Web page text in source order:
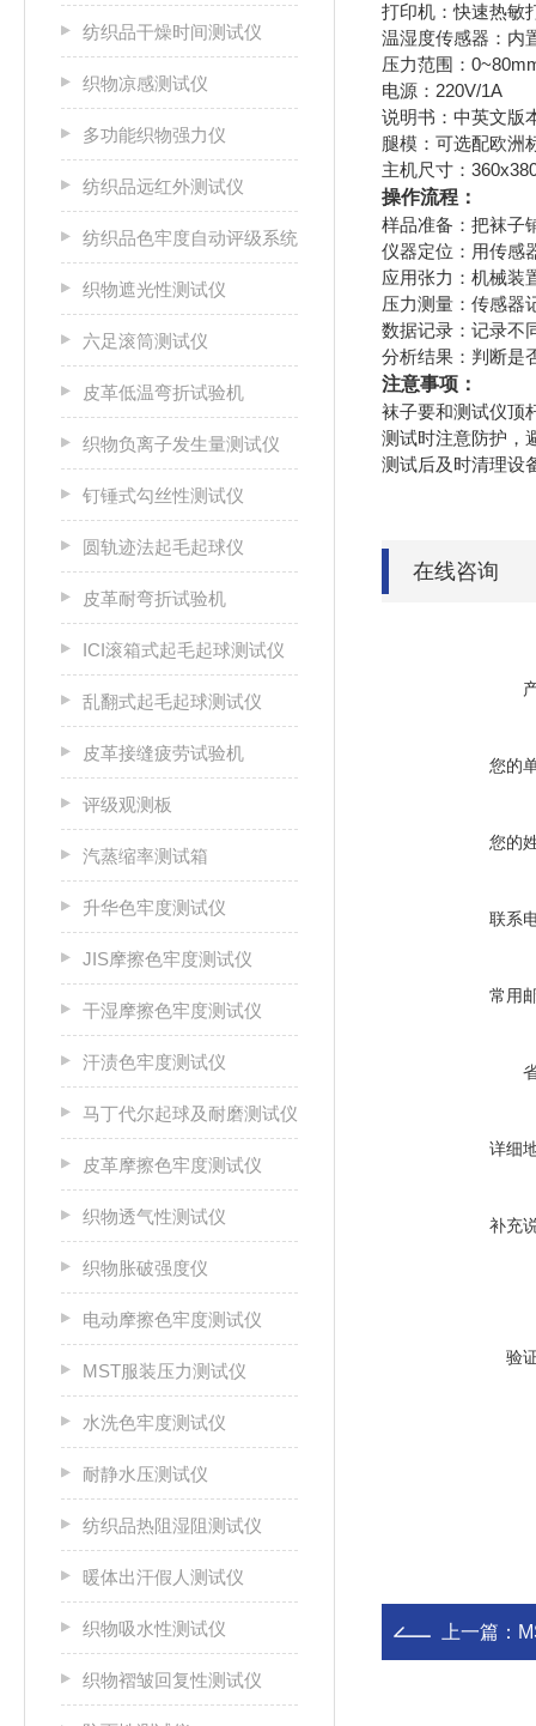
纺织品干燥时间测试仪
织物凉感测试仪
多功能织物强力仪
纺织品远红外测试仪
纺织品色牢度自动评级系统
织物遮光性测试仪
六足滚筒测试仪
皮革低温弯折试验机
织物负离子发生量测试仪
钉锤式勾丝性测试仪
圆轨迹法起毛起球仪
皮革耐弯折试验机
ICI滚箱式起毛起球测试仪
乱翻式起毛起球测试仪
皮革接缝疲劳试验机
评级观测板
汽蒸缩率测试箱
升华色牢度测试仪
JIS摩擦色牢度测试仪
干湿摩擦色牢度测试仪
汗渍色牢度测试仪
马丁代尔起球及耐磨测试仪
皮革摩擦色牢度测试仪
织物透气性测试仪
织物胀破强度仪
电动摩擦色牢度测试仪
MST服装压力测试仪
水洗色牢度测试仪
耐静水压测试仪
纺织品热阻湿阻测试仪
暖体出汗假人测试仪
织物吸水性测试仪
织物褶皱回复性测试仪
打印机：快速热敏
温湿度传感器：内
压力范围：
电源：220V/1A
说明书：中英文版
腿模：可选配欧洲
主机尺寸：
操作流程：
样品准备‌：把袜子
仪器定位‌：用传感
应用张力‌：机械装
压力测量‌：传感器
数据记录‌：记录不
分析结果‌：判断是
注意事项：
袜子要和测试仪顶
测试时注意防护，
测试后及时清理设
在线咨询
您的
您的
联系
常用
详细
补充
验
上一篇：